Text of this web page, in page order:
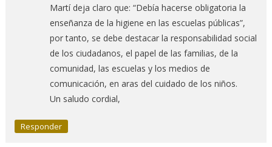
Martí deja claro que: “Debía hacerse obligatoria la
enseñanza de la higiene en las escuelas públicas”,
por tanto, se debe destacar la responsabilidad social
de los ciudadanos, el papel de las familias, de la
comunidad, las escuelas y los medios de
comunicación, en aras del cuidado de los niños.
Un saludo cordial,
Responder